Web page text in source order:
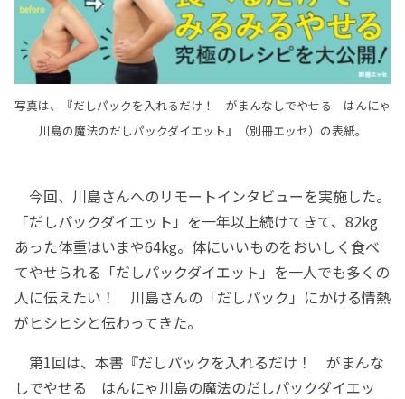
写真は、『だしパックを入れるだけ！ がまんなしでやせる はんにゃ
川島の魔法のだしパックダイエット』（別冊エッセ）の表紙。
今回、川島さんへのリモートインタビューを実施した。
「だしパックダイエット」を一年以上続けてきて、82kg
あった体重はいまや64kg。体にいいものをおいしく食べ
てやせられる「だしパックダイエット」を一人でも多くの
人に伝えたい！ 川島さんの「だしパック」にかける情熱
がヒシヒシと伝わってきた。
第1回は、本書『だしパックを入れるだけ！ がまんな
しでやせる はんにゃ川島の魔法のだしパックダイエッ